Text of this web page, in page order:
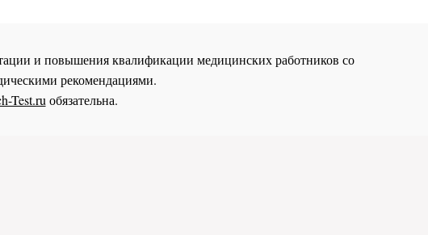
и повышения квалификации медицинских работников со
рекомендациями.
Test.ru обязательна.